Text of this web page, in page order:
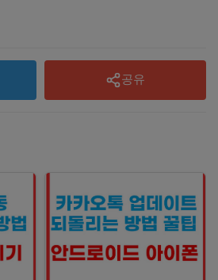
공유